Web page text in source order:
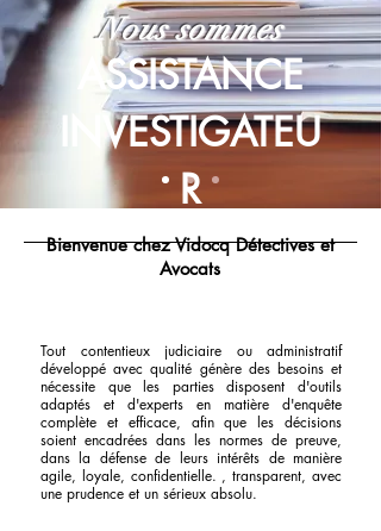
Nous sommes
ASSISTANCE
INVESTIGATEU
R
Bienvenue chez Vidocq Détectives et
Avocats
Tout contentieux judiciaire ou administratif
développé avec qualité génère des besoins et
nécessite que les parties disposent d'outils
adaptés et d'experts en matière d'enquête
complète et efficace, afin que les décisions
soient encadrées dans les normes de preuve,
dans la défense de leurs intérêts de manière
agile, loyale, confidentielle. , transparent, avec
une prudence et un sérieux absolu.